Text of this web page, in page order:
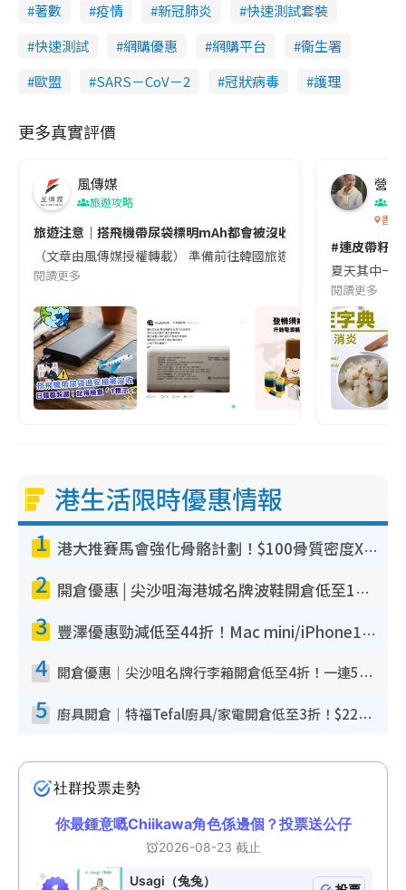
著數 疫情 新冠肺炎
快速測試套裝
快速測試
網購優惠 網購平台
衞生署
歐盟
SARS－CoV－2 冠狀病毒 護理
更多真實評價
風傳媒
旅遊攻略
旅遊注意｜搭飛機帶尿袋標明mAh都會被沒收😱出發前切記檢查
（文章由風傳媒授權轉載） 準備前往韓國旅遊的民眾，近期要
閱讀更多
營養
香港
#連皮帶籽
夏天其中一
閱讀更多
港生活限時優惠情報
1 港大推賽馬會強化骨骼計劃！$100骨質密度X光檢查 完成免費運動訓練送超市禮券！附參加資格
2 開倉優惠 | 尖沙咀海港城名牌波鞋開倉低至1折！On鞋$899起／Joy&Peace鞋履$98起
3 豐澤優惠勁減低至44折！Mac mini/iPhone17Pro大減價！廚房家電$220起
4 開倉優惠｜尖沙咀名牌行李箱開倉低至4折！一連5日 American Tourister/ace./Hallmark $200起！
5 廚具開倉｜特福Tefal廚具/家電開倉低至3折！$220起買平底鍋/炒鑊/湯煲！電飯煲/吸塵機/燙斗$418起